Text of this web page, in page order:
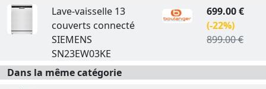
Lave-vaisselle 13
couverts connecté
SIEMENS
SN23EW03KE
699.00 €
(-22%)
899.00 €
Dans la même catégorie